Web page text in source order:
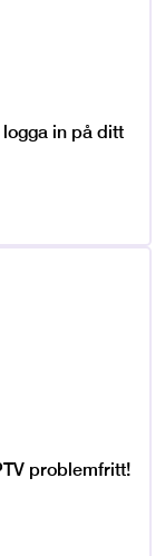
in på ditt
problemfritt!